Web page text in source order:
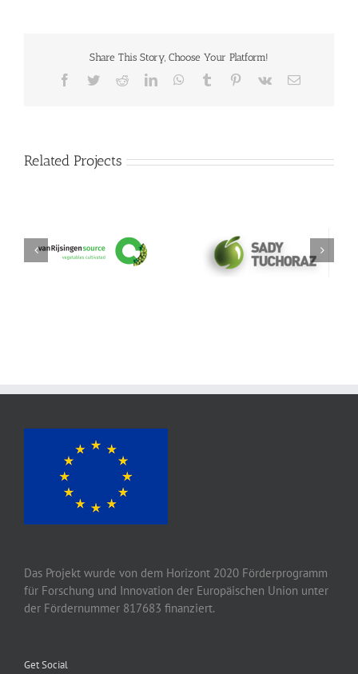
Share This Story, Choose Your Platform!
Facebook
TwitterRedditLinkedInWhatsApp
Tumblr Pinterest
Vk Email
Related Projects
vanRijsingeningredients
Sady Tuchoraz Spol
Das Projekt wurde von dem Horizont 2020 Förderprogramm
für Forschung und Innovation der Europäischen Union unter
der Fördernummer 817683 finanziert.
Get Social